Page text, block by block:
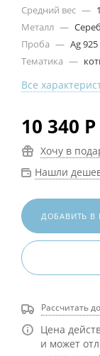
Средний вес —
Металл —
Проба — Ag 925
Тематика —
Все
10 340 Р
Хочу в
Нашли
ДОБАВИТЬ В
Рассчитать
Цена
и может